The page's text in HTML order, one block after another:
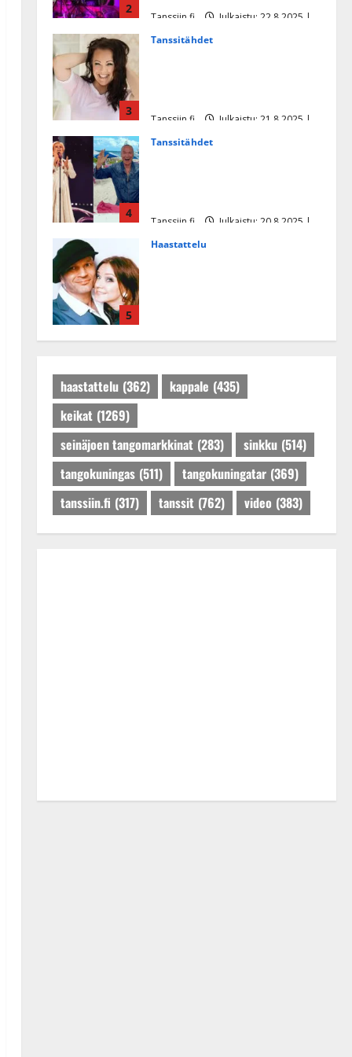
2
Tanssiin.fi
Julkaistu: 22.8.2025 |
3
Tanssitähdet
Tanssiin.fi
Julkaistu: 21.8.2025 |
4
Tanssitähdet
Tanssiin.fi
Julkaistu: 20.8.2025 |
5
Haastattelu
Tanssiin.fi
Julkaistu: 27.4.2025 |
haastattelu (362) kappale (435)
keikat (1269)
seinäjoen tangomarkkinat (283) sinkku (514)
tangokuningas (511) tangokuningatar (369)
tanssiin.fi (317) tanssit (762) video (383)